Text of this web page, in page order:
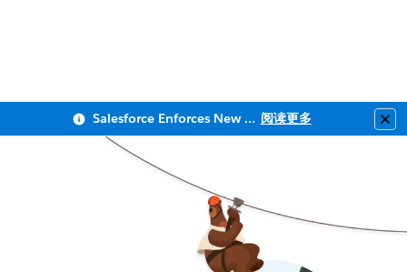
Salesforce Enforces New Security Requirements in Summer 2026 阅读更多